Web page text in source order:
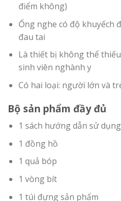
điểm không)
Ống nghe có độ khuyếch
đau tai
Là thiết bị không thể thiếu
sinh viên nghành y
Có hai loại: người lớn và
Bộ sản phẩm đầy đủ
1 sách hướng dẫn sử dụng
1 đồng hồ
1 quả bóp
1 vòng bít
1 túi đựng sản phẩm